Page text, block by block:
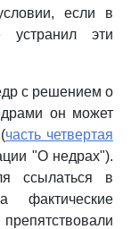
если в
устранил эти
с решением о
он может
часть четвертая
"О недрах").
ссылаться в
фактические